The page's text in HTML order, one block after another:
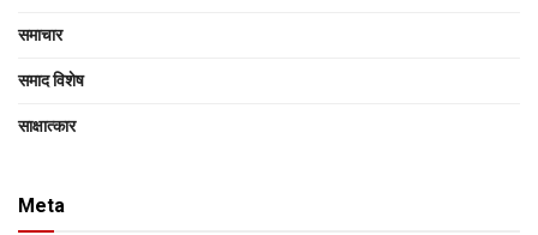
समाचार
समाद विशेष
साक्षात्‍कार
Meta